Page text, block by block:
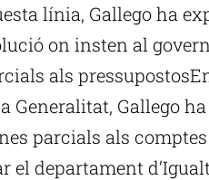
línia, Gallego ha
on insten al
als
Generalitat, Gallego
parcials als
el departament